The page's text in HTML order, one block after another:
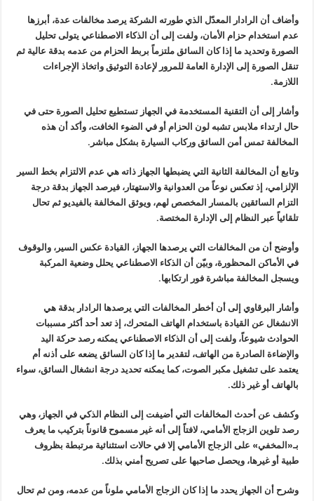
وأضاف أن الرادار المعدّل الذي طورته الشركة يرصد مخالفات عدة، أبرزها
عدم استخدام حزام الأمان، ولفت إلى أن الذكاء الاصطناعي يتولى تحليل
الصورة وتحديد ما إذا كان السائق ملتزماً بربط الحزام من عدمه بدقة عالية ثم
تنقل الصورة إلى الإدارة العامة للمرور لإعادة التوثيق واتخاذ الإجراءات
اللازمة.
وأشار إلى أن التقنية المستخدمة في الجهاز تستطيع تحليل الصورة حتى في
حال ارتداء ملابس تشبه لون الحزام أو في الضوء الخافت، وأكد أن هذه
المخالفة تمس أمن السائق وركاب السيارة بشكل مباشر.
وتابع أن المخالفة الثانية التي يضبطها الجهاز ذاته هي عدم الالتزام بخط السير
الإلزامي، إذ تعكس نوعاً من العدوانية والاستهتار، فيرصد الجهاز بدقة درجة
التزام السائقين بالمسار المخصص لهم، ويوثق المخالفة بالفيديو ثم تحال
تلقائياً عبر النظام إلى الإدارة المختصة.
وأوضح أن من المخالفات التي يرصدها الجهاز، القيادة عكس السير، والوقوف
في الأماكن المحظورة، وبيّن أن الذكاء الاصطناعي يحلل وضعية المركبة
ويسجل المخالفة مباشرة فور ارتكابها.
وأشار البرقاوي إلى أن أخطر المخالفات التي يرصدها الرادار بدقة هي
الانشغال عن القيادة باستخدام الهاتف المتحرك، إذ تعد أحد أكثر مسببات
الحوادث شيوعاً، ولفت إلى أن الذكاء الاصطناعي يمكنه رصد حركة اليد
والإضاءة الصادرة من الهاتف، لتقدير ما إذا كان السائق يضعه على أذنه أم
يعتمد على تشغيل مكبر الصوت، كما يمكنه تحديد درجة انشغال السائق، سواء
بالهاتف أو غير ذلك.
وكشف عن أحدث المخالفات التي أضيفت إلى النظام الذكي في الجهاز، وهي
رصد تلوين الزجاج الأمامي، لافتاً إلى أنه غير مسموح قانوناً بتركيب ما يعرف
بـ«المخفي» على الزجاج الأمامي إلا في حالات استثنائية مرتبطة بظروف
طبية أو غيرها، ويحصل صاحبها على تصريح أمني بذلك.
وشرح أن الجهاز يحدد ما إذا كان الزجاج الأمامي ملوناً من عدمه، ومن ثم تحال